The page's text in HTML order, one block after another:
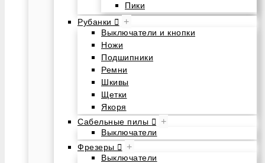
Пики
Рубанки
+
Выключатели и кнопки
Ножи
Подшипники
Ремни
Шкивы
Щетки
Якоря
Сабельные пилы
+
Выключатели
Фрезеры
+
Выключатели